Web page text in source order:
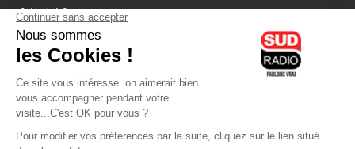
fiducial.fr
lyoncapitale.fr
olympique-et-lyonnais.com
L'application Iphone / Android
Téléchargez l'application